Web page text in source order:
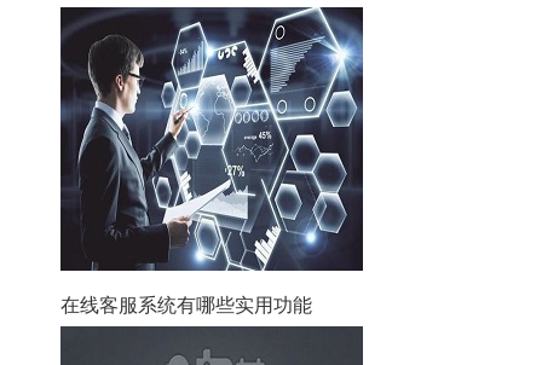
在线客服系统有哪些实用功能